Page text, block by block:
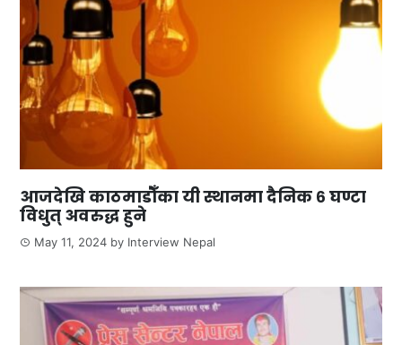
आजदेखि काठमाडौँका यी स्थानमा दैनिक ६ घण्टा
विधुत् अवरुद्ध हुने
May 11, 2024 by Interview Nepal